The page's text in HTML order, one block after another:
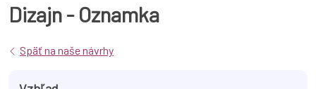
Dizajn - Oznamka
Späť na naše návrhy